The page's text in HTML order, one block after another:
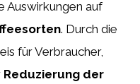
Auswirkungen auf
. Durch die
für Verbraucher,
Reduzierung der